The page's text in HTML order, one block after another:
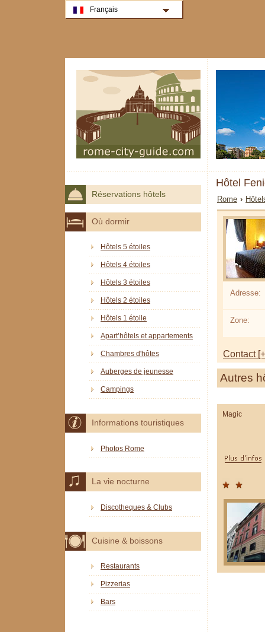
Hôtel
Rome ›
Adresse:
Zone:
Contact
Autres
Magic
Réservations hôtels
Où dormir
Hôtels 5 étoiles
Hôtels 4 étoiles
Hôtels 3 étoiles
Hôtels 2 étoiles
Hôtels 1 étoile
Apart’hôtels et appartements
Chambres d'hôtes
Auberges de jeunesse
Campings
Informations touristiques
Photos Rome
La vie nocturne
Discotheques & Clubs
Cuisine & boissons
Restaurants
Pizzerias
Bars
Français